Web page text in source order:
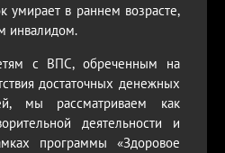
умирает в раннем возрасте,
инвалидом.
с ВПС, обреченным на
достаточных денежных
мы рассматриваем как
деятельности и
программы «Здоровое